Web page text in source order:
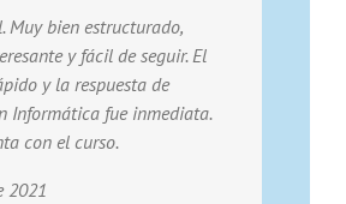
Muy bien estructurado,
y fácil de seguir. El
y la respuesta de
Informática fue inmediata.
con el curso.
2021